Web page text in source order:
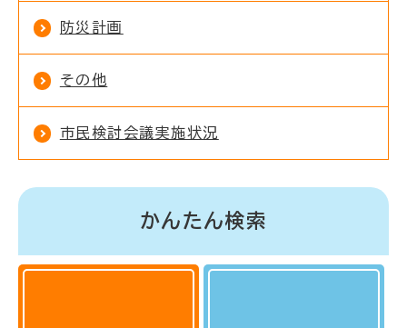
防災計画
その他
市民検討会議実施状況
かんたん検索